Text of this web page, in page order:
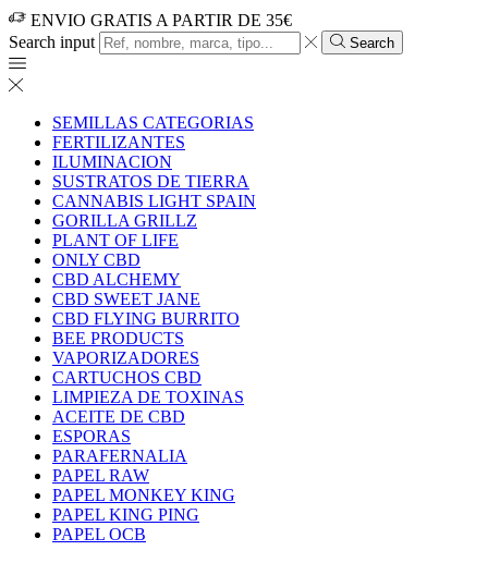
ENVIO GRATIS A PARTIR DE 35€
Search input
Search
SEMILLAS CATEGORIAS
FERTILIZANTES
ILUMINACION
SUSTRATOS DE TIERRA
CANNABIS LIGHT SPAIN
GORILLA GRILLZ
PLANT OF LIFE
ONLY CBD
CBD ALCHEMY
CBD SWEET JANE
CBD FLYING BURRITO
BEE PRODUCTS
VAPORIZADORES
CARTUCHOS CBD
LIMPIEZA DE TOXINAS
ACEITE DE CBD
ESPORAS
PARAFERNALIA
PAPEL RAW
PAPEL MONKEY KING
PAPEL KING PING
PAPEL OCB